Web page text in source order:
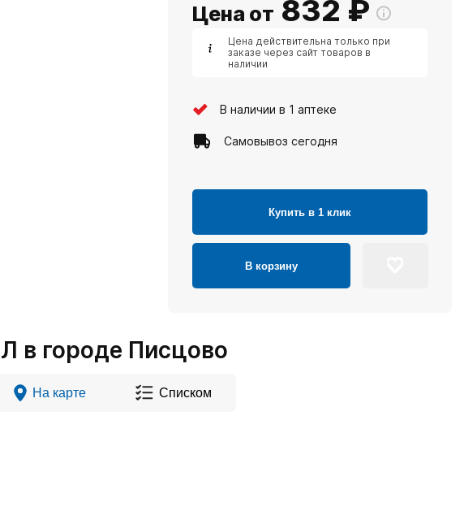
Цена от 832 ₽
Цена действительна только при
заказе через сайт товаров в
наличии
В наличии в 1 аптеке
Самовывоз сегодня
Купить в 1 клик
В корзину
городе Писцово
На карте Списком